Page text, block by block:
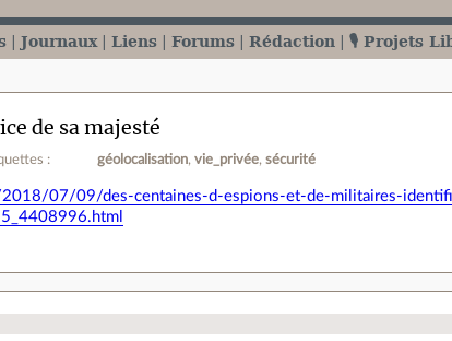
Journaux Liens Forums Rédaction 🎙️ Projets
de sa majesté
: géolocalisation vie_privée sécurité
07/09/des-centaines-d-espions-et-de-militaires-